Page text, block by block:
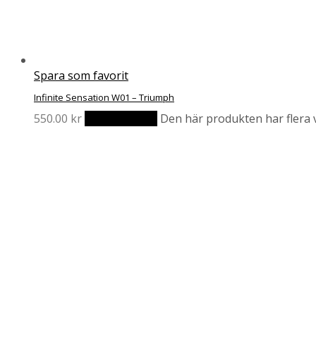
Spara som favorit
Infinite Sensation W01 – Triumph
550.00 kr Den här produkten har flera